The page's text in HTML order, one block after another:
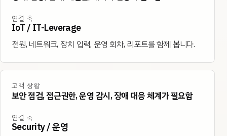
연결 축
IoT / IT-Leverage
전원, 네트워크, 장치 입력, 운영 회차, 리포트를 함께 봅니다.
고객 상황
보안 점검, 접근권한, 운영 감시, 장애 대응 체계가 필요함
연결 축
Security / 운영